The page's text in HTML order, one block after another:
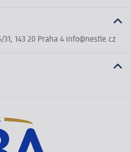
31, 143 20 Praha 4 info@nestle.cz